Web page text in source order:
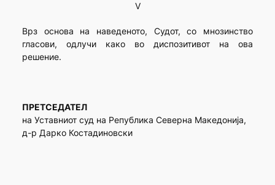
V
Врз основа на наведеното, Судот, со мнозинство
гласови, одлучи како во диспозитивот на ова
решение.
ПРЕТСЕДАТЕЛ
на Уставниот суд на Република Северна Македонија,
д-р Дарко Костадиновски